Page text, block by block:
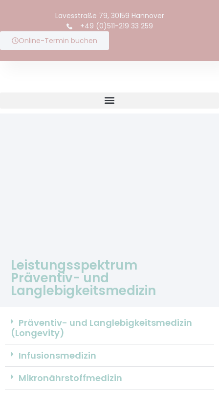
Lavesstraße 79, 30159 Hannover
+49 (0)511-219 33 259
Online-Termin buchen
Leistungsspektrum
Präventiv- und
Langlebigkeitsmedizin
Präventiv- und Langlebigkeitsmedizin
(Longevity)
Infusionsmedizin
Mikronährstoffmedizin